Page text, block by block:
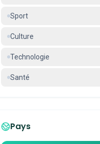
Sport
Culture
Technologie
Santé
Pays